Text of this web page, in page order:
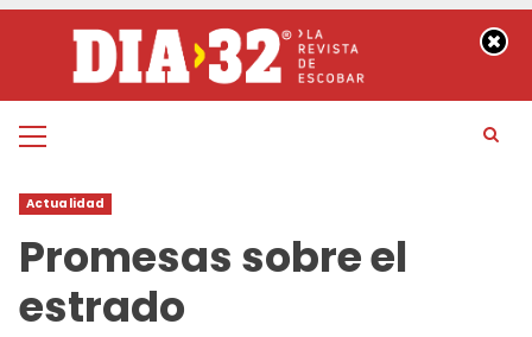
contenido
Menú
Actualidad
Promesas sobre el
estrado